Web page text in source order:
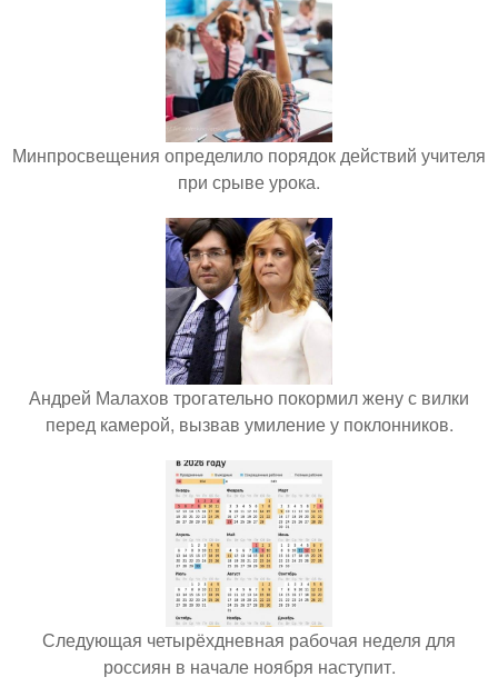
Минпросвещения определило порядок действий учителя
при срыве урока.
Андрей Малахов трогательно покормил жену с вилки
перед камерой, вызвав умиление у поклонников.
Следующая четырёхдневная рабочая неделя для
россиян в начале ноября наступит.